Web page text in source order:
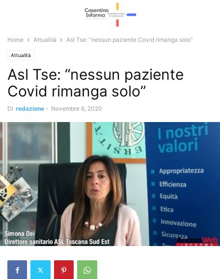
Home Attualità Asl Tse: “nessun paziente Covid rimanga solo”
Attualità
Asl Tse: “nessun paziente
Covid rimanga solo”
Di redazione - Novembre 6, 2020